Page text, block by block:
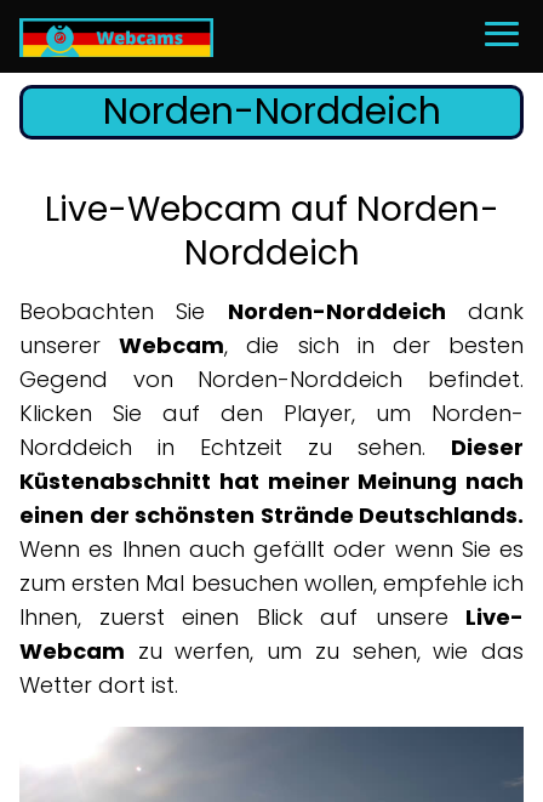
Norden-Norddeich
Live-Webcam auf Norden-
Norddeich
Beobachten Sie Norden-Norddeich dank
unsererWebcam, die sich in der besten
Gegend von Norden-Norddeich befindet.
Klicken Sie auf den Player, um Norden-
Norddeich in Echtzeit zu sehen. Dieser
Küstenabschnitt hat meiner Meinung nach
einen der schönsten Strände Deutschlands.
Wenn es Ihnen auch gefällt oder wenn Sie es
zum ersten Mal besuchen wollen, empfehle ich
Ihnen, zuerst einen Blick auf unsere Live-
Webcam zu werfen, um zu sehen, wie das
Wetter dort ist.